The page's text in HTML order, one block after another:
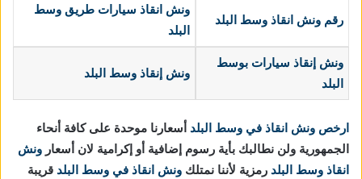
رقم ونش انقاذ وسط البلد
ونش انقاذ سيارات طريق وسط
البلد
ونش إنقاذ سيارات بوسط
البلد
ونش إنقاذ وسط البلد
ارخص ونش انقاذ في وسط البلد أسعارنا موحدة على كافة أنحاء
الجمهورية ولن نطالبك بأية رسوم إضافية أو إكرامية لان أسعار ونش
انقاذ وسط البلد رمزية لأننا نمتلك ونش انقاذ في وسط البلد قريبة